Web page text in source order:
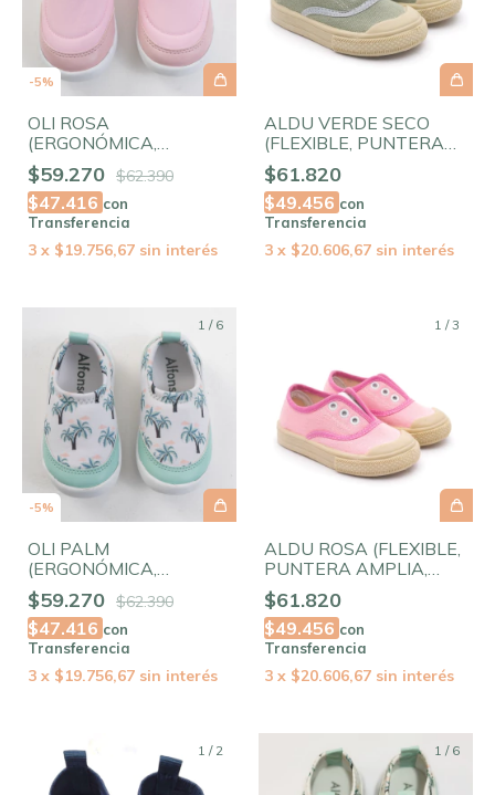
-5%
OLI ROSA
(ERGONÓMICA,
FLEXIBLE,
ELASTIZADA)
$59.270 $62.390
$47.416 con
Transferencia
3 x $19.756,67 sin interés
ALDU VERDE SECO
(FLEXIBLE, PUNTERA
AMPLIA, ELASTIZADA)
$61.820
$49.456 con
Transferencia
3 x $20.606,67 sin interés
1 / 6
-5%
OLI PALM
(ERGONÓMICA,
FLEXIBLE,
ELASTIZADA)
$59.270 $62.390
$47.416 con
Transferencia
3 x $19.756,67 sin interés
1 /3
ALDU ROSA (FLEXIBLE,
PUNTERA AMPLIA,
ELASTIZADA)
$61.820
$49.456 con
Transferencia
3 x $20.606,67 sin interés
1 / 2 1 / 6